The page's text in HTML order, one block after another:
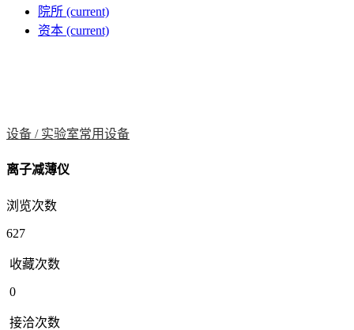
院所 (current)
资本 (current)
设备 / 实验室常用设备
离子减薄仪
浏览次数
627
收藏次数
0
接洽次数